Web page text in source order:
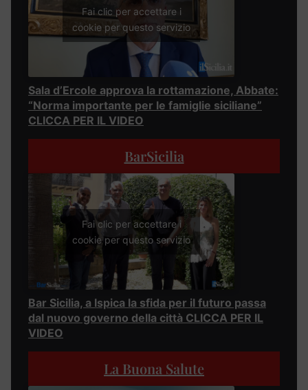
Fai clic per accettare i
cookie per questo servizio
Sala d’Ercole approva la rottamazione, Abbate:
“Norma importante per le famiglie siciliane”
CLICCA PER IL VIDEO
BarSicilia
Fai clic per accettare i
cookie per questo servizio
Bar Sicilia, a Ispica la sfida per il futuro passa
dal nuovo governo della città CLICCA PER IL
VIDEO
La Buona Salute